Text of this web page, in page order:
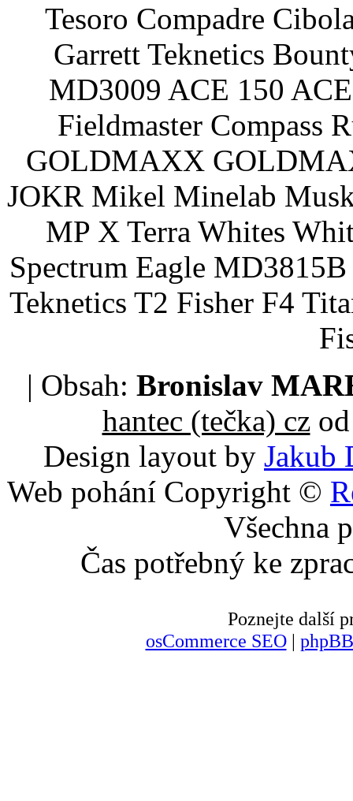
Tesoro Compadre
Garrett Teknetics
MD3009 ACE 150
Fieldmaster Compass
GOLDMAXX
JOKR Mikel Minelab
MP X Terra Whites
Spectrum Eagle
Teknetics T2 Fisher F4
| Obsah: Bronislav
hantec (tečka) czod
Design layout by Jakub
Web pohání Copyright ©
Všechna
Čas potřebný ke
Poznejte další
osCommerce SEO|